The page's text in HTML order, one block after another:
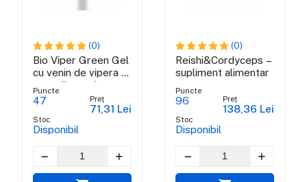
(0)
Bio Viper Green Gel
cu venin de vipera si
propolis verde
brazilian - 100 ml
Puncte
47
Stoc
Disponibil
Preț
71,31 Lei
(0)
Reishi&Cordyceps –
supliment alimentar
Puncte
96
Stoc
Disponibil
Preț
138,36 Lei